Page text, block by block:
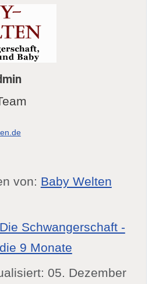
von: Baby Welten
Die Schwangerschaft -
9 Monate
05. Dezember